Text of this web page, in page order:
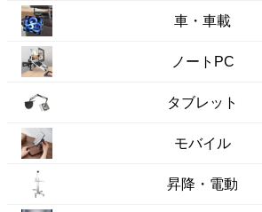
車・車載
ノートPC
タブレット
モバイル
昇降・電動